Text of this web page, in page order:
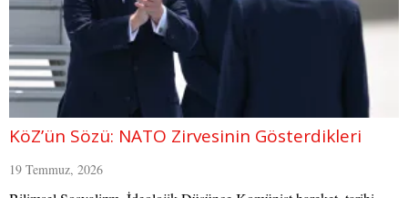
KöZ’ün Sözü: NATO Zirvesinin Gösterdikleri
19 Temmuz, 2026